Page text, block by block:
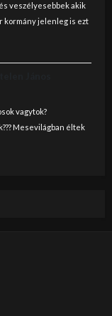
veszélyesebbek akik
kormány jelenleg is ezt
vagytok?
Mesevilágban éltek